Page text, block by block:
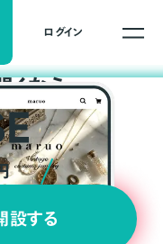
ログイン
くなら
設する